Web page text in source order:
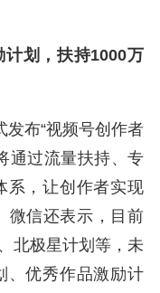
划，扶持1000万
布“视频号创作者
通过流量扶持、专
系，让创作者实现
微信还表示，目前
北极星计划等，未
、优秀作品激励计